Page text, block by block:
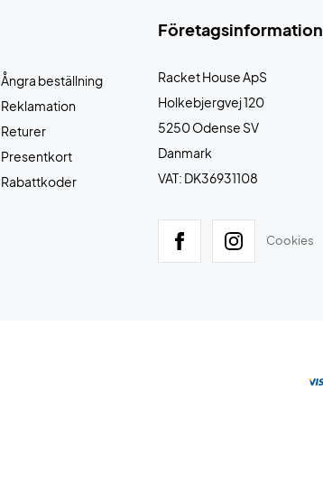
Företagsinformation
Racket House ApS
Holkebjergvej 120
5250 Odense SV
Danmark
VAT: DK36931108
Cookies
Ångra beställning
Reklamation
Returer
Presentkort
Rabattkoder